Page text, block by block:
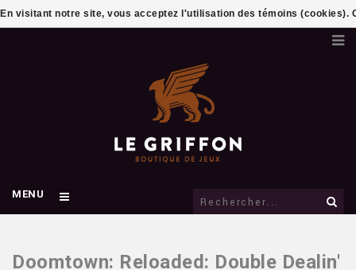
MENU
Doomtown: Reloaded: Double Dealin'
En visitant notre site, vous acceptez l'utilisation des témoins